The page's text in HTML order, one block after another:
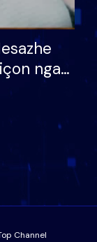
nga
Channel